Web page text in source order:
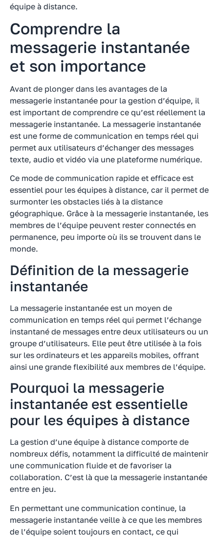
équipe à distance.
Comprendre la
messagerie instantanée
et son importance
Avant de plonger dans les avantages de la
messagerie instantanée pour la gestion d’équipe, il
est important de comprendre ce qu’est réellement la
messagerie instantanée. La messagerie instantanée
est une forme de communication en temps réel qui
permet aux utilisateurs d’échanger des messages
texte, audio et vidéo via une plateforme numérique.
Ce mode de communication rapide et efficace est
essentiel pour les équipes à distance, car il permet de
surmonter les obstacles liés à la distance
géographique. Grâce à la messagerie instantanée, les
membres de l’équipe peuvent rester connectés en
permanence, peu importe où ils se trouvent dans le
monde.
Définition de la messagerie
instantanée
La messagerie instantanée est un moyen de
communication en temps réel qui permet l’échange
instantané de messages entre deux utilisateurs ou un
groupe d’utilisateurs. Elle peut être utilisée à la fois
sur les ordinateurs et les appareils mobiles, offrant
ainsi une grande flexibilité aux membres de l’équipe.
Pourquoi la messagerie
instantanée est essentielle
pour les équipes à distance
La gestion d’une équipe à distance comporte de
nombreux défis, notamment la difficulté de maintenir
une communication fluide et de favoriser la
collaboration. C’est là que la messagerie instantanée
entre en jeu.
En permettant une communication continue, la
messagerie instantanée veille à ce que les membres
de l’équipe soient toujours en contact, ce qui